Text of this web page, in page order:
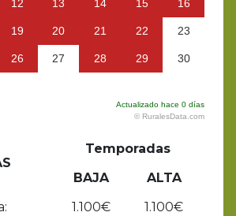
Temporadas
BAJA
ALTA
1.100€
1.100€